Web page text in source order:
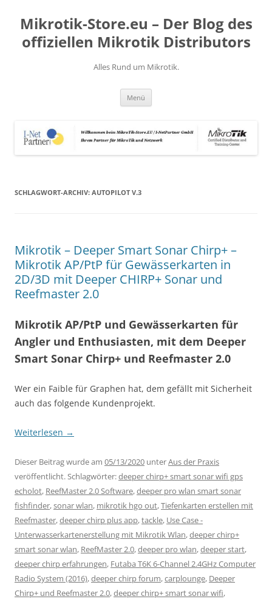
springen
Mikrotik-Store.eu – Der Blog des
offiziellen Mikrotik Distributors
Alles Rund um Mikrotik.
Menü
SCHLAGWORT-ARCHIV: AUTOPILOT V.3
Mikrotik – Deeper Smart Sonar Chirp+ –
Mikrotik AP/PtP für Gewässerkarten in
2D/3D mit Deeper CHIRP+ Sonar und
Reefmaster 2.0
Mikrotik AP/PtP und Gewässerkarten für
Angler und Enthusiasten, mit dem Deeper
Smart Sonar Chirp+ und Reefmaster 2.0
Wer ein Faible für Graphen hat, dem gefällt mit Sicherheit
auch das folgende Kundenprojekt.
Weiterlesen →
Dieser Beitrag wurde am 05/13/2020 unterAus der Praxis
veröffentlicht. Schlagwörter:deeper chirp+ smart sonar wifi gps
echolot, ReefMaster 2.0 Software,deeper pro wlan smart sonar
fishfinder,sonar wlan, mikrotik hgo out,Tiefenkarten erstellen mit
Reefmaster,deeper chirp plus app,tackle, Use Case -
Unterwasserkartenerstellung mit Mikrotik Wlan,deeper chirp+
smart sonar wlan, ReefMaster 2.0,deeper pro wlan,deeper start,
deeper chirp erfahrungen, Futaba T6K 6-Channel 2.4GHz Computer
Radio System (2016),deeper chirp forum,carplounge, Deeper
Chirp+ und Reefmaster 2.0,deeper chirp+ smart sonar wifi,